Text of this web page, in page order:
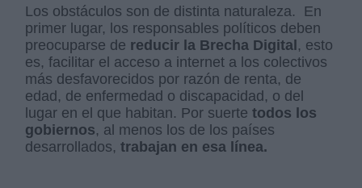
Los obstáculos son de distinta naturaleza. En
primer lugar, los responsables políticos deben
preocuparse de reducir la Brecha Digital , esto
es, facilitar el acceso a internet a los colectivos
más desfavorecidos por razón de renta, de
edad, de enfermedad o discapacidad, o del
lugar en el que habitan. Por suertetodos los
gobiernos, al menos los de los países
desarrollados,trabajan en esa línea.